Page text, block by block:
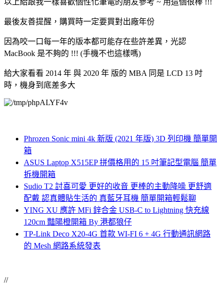
最後友善提醒，購買時一定要買對出廠年份
因為咬一口每一年的版本都可能存在些許差異，光認
MacBook 是不夠的 !!! (手機不也這樣嗎)
給大家看看 2014 年 與 2020 年 版的 MBA 同是 LCD 13 吋
時，機身到底差多大
Phrozen Sonic mini 4k 新版 (2021 年版) 3D 列印機 簡單開
箱
ASUS Laptop X515EP 拼價格用的 15 吋筆記型電腦 簡單
拆機開箱
Sudio T2 討喜可愛 更好的收音 更棒的主動降噪 更舒適
配戴 認真體貼生活的 真藍牙耳機 簡單開箱輕鬆聊
YING XU 應許 MFi 鋅合金 USB-C to Lightning 快充線
120cm 豔陽橙開箱 By 港都狼仔
TP-Link Deco X20-4G 首款 WI-FI 6 + 4G 行動通訊網路
的 Mesh 網路系統發表
//